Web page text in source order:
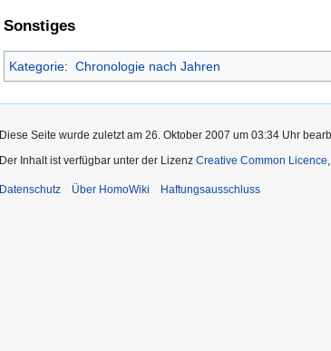
Sonstiges
Kategorie: Chronologie nach Jahren
Diese Seite wurde zuletzt am 26. Oktober 2007 um 03:34 Uhr
Der Inhalt ist verfügbar unter der Lizenz Creative Common Licence
Datenschutz Über HomoWiki Haftungsausschluss